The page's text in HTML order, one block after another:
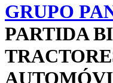
GRUPO
PARTIDA